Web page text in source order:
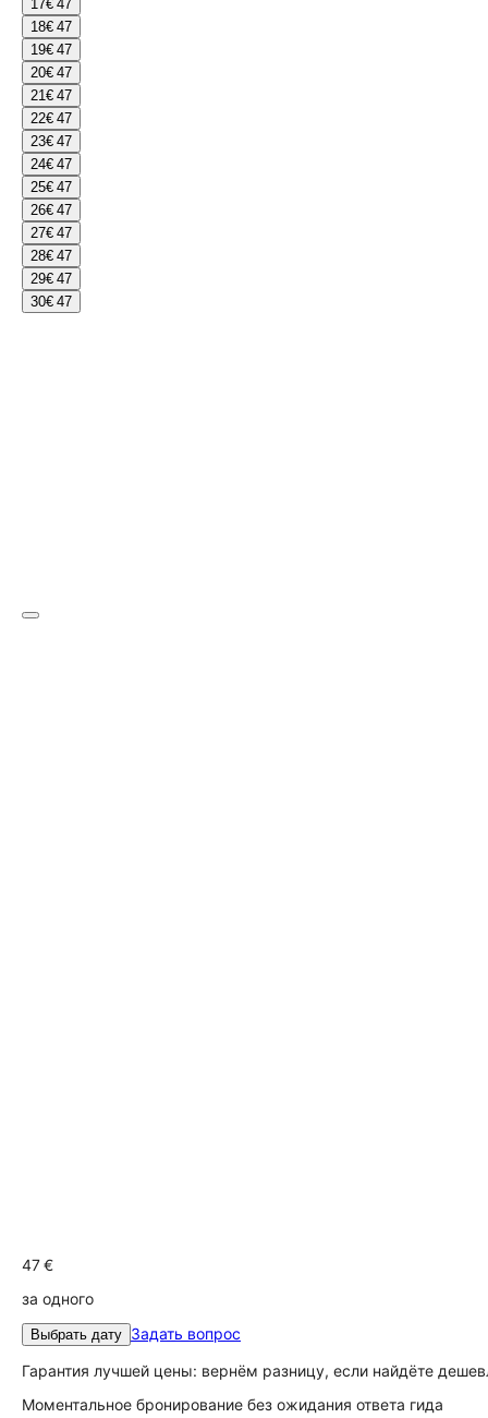
17€ 47
18€ 47
19€ 47
20€ 47
21€ 47
22€ 47
23€ 47
24€ 47
25€ 47
26€ 47
27€ 47
28€ 47
29€ 47
30€ 47
47 €
за одного
Выбрать дату Задать вопрос
Гарантия лучшей цены: вернём разницу, если найдёте
Моментальное бронирование без ожидания ответа гида